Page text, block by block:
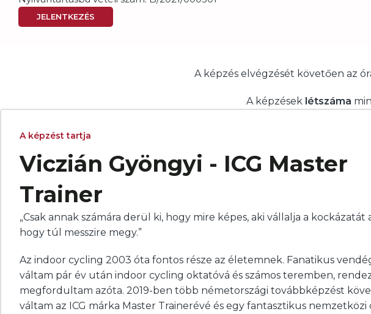
JELENTKEZÉS
A képzés elvégzését követően az
A képzések létszáma
A képzést tartja
Viczián Gyöngyi - ICG Master
Trainer
„Csak annak számára derül ki, hogy mire képes, aki vállalja a kockázatát
hogy túl messzire megy.”
Az indoor cycling 2003 óta fontos része az életemnek. Fanatikus
váltam pár év után indoor cycling oktatóvá és számos teremben,
megfordultam azóta. 2019-ben több németországi továbbképzést
váltam az ICG márka Master Trainerévé és egy fantasztikus nemzetközi